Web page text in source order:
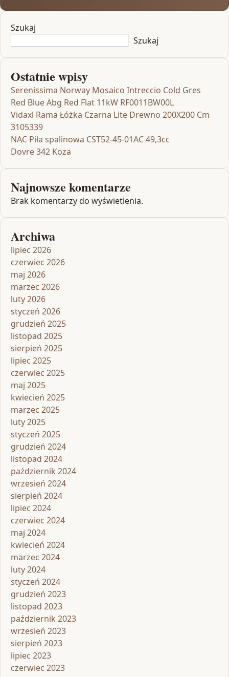
Szukaj
Szukaj
Ostatnie wpisy
Serenissima Norway Mosaico Intreccio Cold Gres
Red Blue Abg Red Flat 11kW RF0011BW00L
Vidaxl Rama Łóżka Czarna Lite Drewno 200X200 Cm
3105339
NAC Piła spalinowa CST52-45-01AC 49,3cc
Dovre 342 Koza
Najnowsze komentarze
Brak komentarzy do wyświetlenia.
Archiwa
lipiec 2026
czerwiec 2026
maj 2026
marzec 2026
luty 2026
styczeń 2026
grudzień 2025
listopad 2025
sierpień 2025
lipiec 2025
czerwiec 2025
maj 2025
kwiecień 2025
marzec 2025
luty 2025
styczeń 2025
grudzień 2024
listopad 2024
październik 2024
wrzesień 2024
sierpień 2024
lipiec 2024
czerwiec 2024
maj 2024
kwiecień 2024
marzec 2024
luty 2024
styczeń 2024
grudzień 2023
listopad 2023
październik 2023
wrzesień 2023
sierpień 2023
lipiec 2023
czerwiec 2023